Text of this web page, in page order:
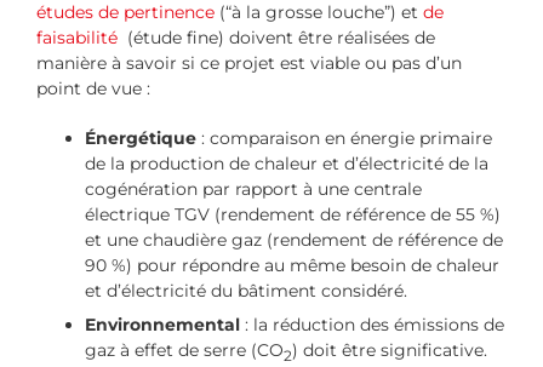
études de pertinence (“à la grosse louche”) et de
faisabilité (étude fine) doivent être réalisées de
manière à savoir si ce projet est viable ou pas d’un
point de vue :
Énergétique : comparaison en énergie primaire
de la production de chaleur et d’électricité de la
cogénération par rapport à une centrale
électrique TGV (rendement de référence de 55 %)
et une chaudière gaz (rendement de référence de
90 %) pour répondre au même besoin de chaleur
et d’électricité du bâtiment considéré.
Environnemental : la réduction des émissions de
gaz à effet de serre (CO2) doit être significative.